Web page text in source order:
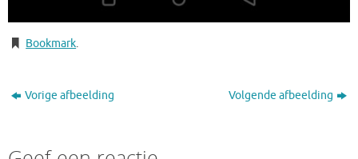
Bookmark.
Vorige afbeelding Volgende afbeelding